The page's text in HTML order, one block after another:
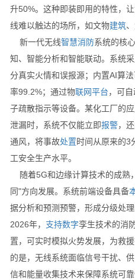
升50%。这种即装即用的特性，
线难以触达的场所，如文物建筑
新一代无线智慧消防系统的核
知、智能分析和智能联动。系统
分真实火情和误报源；内置AI算
率99.2%；通过物联网平台，可
子疏散指示等设备。某化工厂的
泄漏时，系统不仅能立即报警，
通风，将事故处置时间从原来的3
工安全生产水平。
随着5G和边缘计算技术的成熟
同"方向发展。系统前端设备具备
据分析和预测预警，形成分级处
2026年， 支持数字孪生技术的消
置，可实时模拟火势发展，为救
的是，无线系统面临信号干扰、
信和能量收集技术来保障系统可